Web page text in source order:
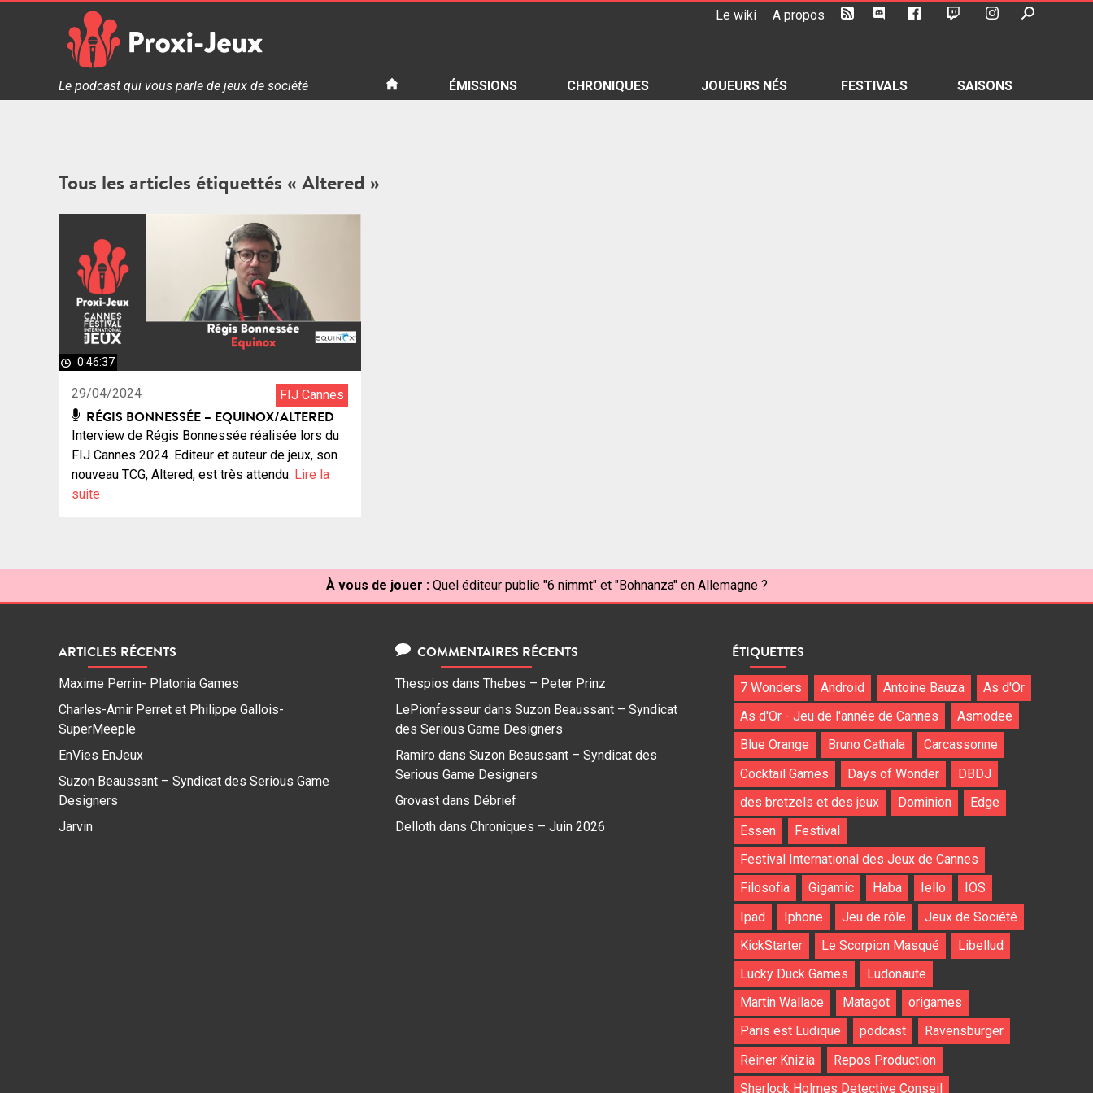
Le wiki A propos
Proxi Jeux - Le podcast qui vous parle de jeux de société
Le podcast qui vous parle de jeux de société ÉMISSIONS CHRONIQUES JOUEURS NÉS FESTIVALS SAISONS
Tous les articles étiquettés « Altered »
0:46:37
29/04/2024 FIJ Cannes
RÉGIS BONNESSÉE – EQUINOX/ALTERED
Interview de Régis Bonnessée réalisée lors du
FIJ Cannes 2024. Editeur et auteur de jeux, son
nouveau TCG, Altered, est très attendu. Lire la
suite
À vous de jouer : Quel éditeur publie "6 nimmt" et "Bohnanza" en Allemagne ?
ARTICLES RÉCENTS
Maxime Perrin- Platonia Games
Charles-Amir Perret et Philippe Gallois-
SuperMeeple
EnVies EnJeux
Suzon Beaussant – Syndicat des Serious Game
Designers
Jarvin
COMMENTAIRES RÉCENTS
Thespios dans Thebes – Peter Prinz
LePionfesseur dans Suzon Beaussant – Syndicat
des Serious Game Designers
Ramiro dans Suzon Beaussant – Syndicat des
Serious Game Designers
Grovast dans Débrief
Delloth dans Chroniques – Juin 2026
ÉTIQUETTES
7 Wonders Android Antoine Bauza
As d'Or
As d'Or - Jeu de l'année de Cannes
Asmodee
Blue Orange
Bruno Cathala
Carcassonne
Cocktail Games
Days of Wonder
DBDJ
des bretzels et des jeux
Dominion
Edge
Essen
Festival
Festival International des Jeux de Cannes
Filosofia
Gigamic Haba Iello
IOS
Ipad
Iphone Jeu de rôle
Jeux de Société
KickStarter
Le Scorpion Masqué
Libellud
Lucky Duck Games
Ludonaute
Martin Wallace
Matagot
origames
Paris est Ludique
podcast
Ravensburger
Reiner Knizia
Repos Production
Sherlock Holmes Detective Conseil